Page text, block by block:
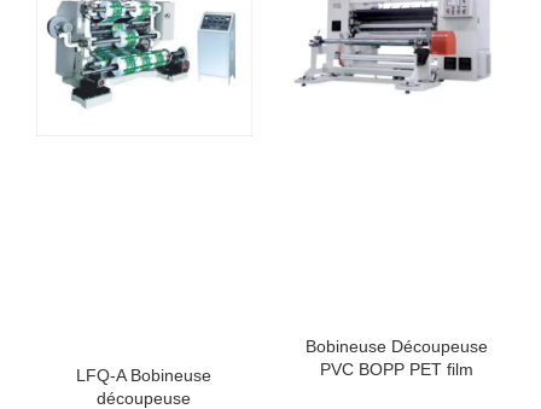
LFQ-A Bobineuse
découpeuse
Bobineuse Découpeuse
PVC BOPP PET film